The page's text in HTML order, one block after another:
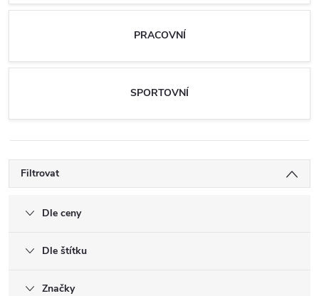
PRACOVNÍ
SPORTOVNÍ
Filtrovat
Dle ceny
Dle štítku
Značky